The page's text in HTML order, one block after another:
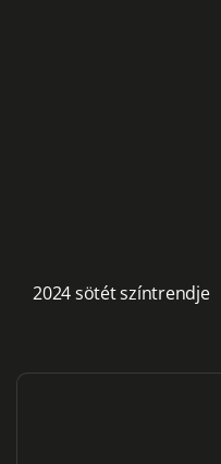
2024 sötét színtrendje